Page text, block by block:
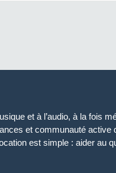
et à l’audio, à la fois
et communauté active
est simple : aider au